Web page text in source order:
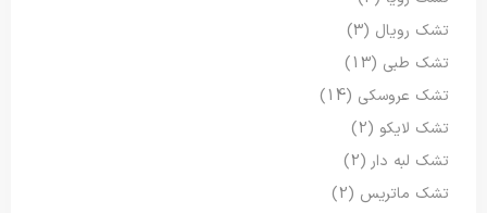
تشک رویال (3)
تشک طبی (13)
تشک عروسکی (14)
تشک لایکو (2)
تشک لبه دار (2)
تشک ماتریس (2)